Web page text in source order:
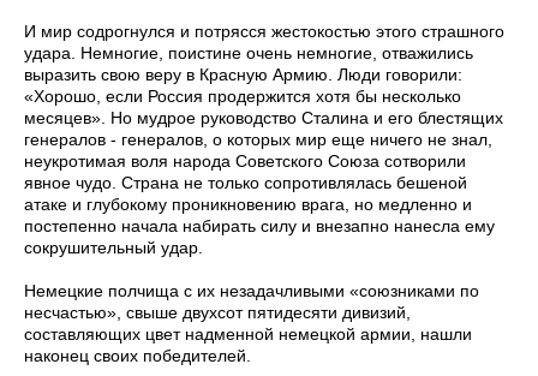
И мир содрогнулся и потрясся жестокостью этого страшного
удара. Немногие, поистине очень немногие, отважились
выразить свою веру в Красную Армию. Люди говорили:
«Хорошо, если Россия продержится хотя бы несколько
месяцев». Но мудрое руководство Сталина и его блестящих
генералов - генералов, о которых мир еще ничего не знал,
неукротимая воля народа Советского Союза сотворили
явное чудо. Страна не только сопротивлялась бешеной
атаке и глубокому проникновению врага, но медленно и
постепенно начала набирать силу и внезапно нанесла ему
сокрушительный удар.
Немецкие полчища с их незадачливыми «союзниками по
несчастью», свыше двухсот пятидесяти дивизий,
составляющих цвет надменной немецкой армии, нашли
наконец своих победителей.